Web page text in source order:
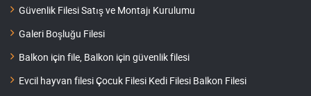
Güvenlik Filesi Satış ve Montajı Kurulumu
Galeri Boşluğu Filesi
Balkon için file, Balkon için güvenlik filesi
Evcil hayvan filesi Çocuk Filesi Kedi Filesi Balkon Filesi